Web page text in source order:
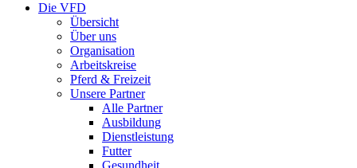
Die VFD
Übersicht
Über uns
Organisation
Arbeitskreise
Pferd & Freizeit
Unsere Partner
Alle Partner
Ausbildung
Dienstleistung
Futter
Gesundheit